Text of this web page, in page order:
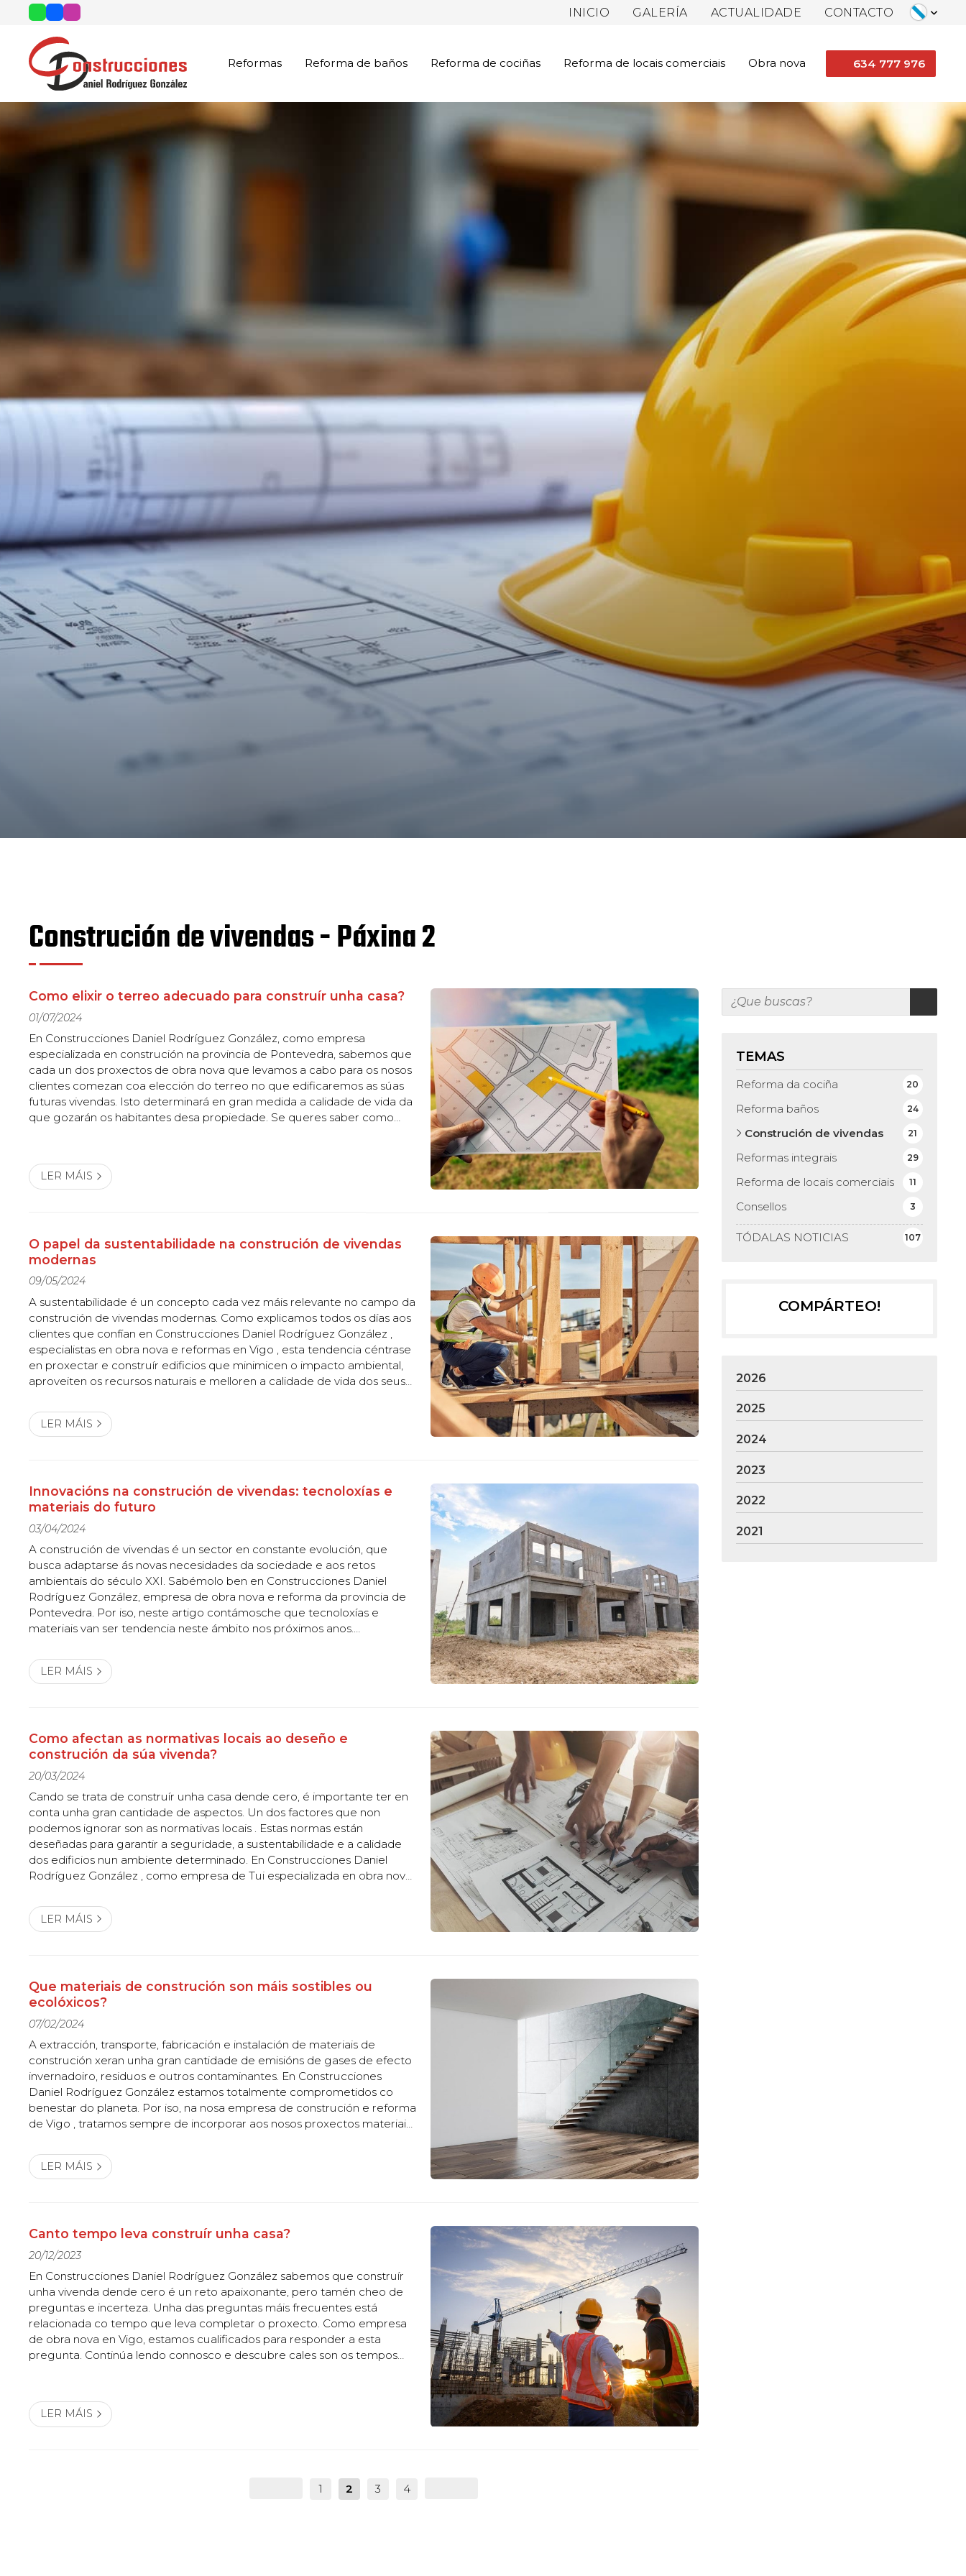
INICIO GALERÍA ACTUALIDADE CONTACTO
Reformas Reforma de baños Reforma de cociñas Reforma de locais comerciais Obra nova 634 777 976
Construción de vivendas - Páxina 2
TEMAS
TÓDALAS NOTICIAS 107
Reforma da cociña 20
Reforma baños 24
Construción de vivendas 21
Reformas integrais 29
Reforma de locais comerciais 11
Consellos 3
Como elixir o terreo adecuado para construír unha casa?
01/07/2024
En Construcciones Daniel Rodríguez González, como empresa
especializada en construción na provincia de Pontevedra, sabemos que
cada un dos proxectos de obra nova que levamos a cabo para os nosos
clientes comezan coa elección do terreo no que edificaremos as súas
futuras vivendas. Isto determinará en gran medida a calidade de vida da
que gozarán os habitantes desa propiedade. Se queres saber como
LER MÁIS
O papel da sustentabilidade na construción de vivendas
modernas
09/05/2024
A sustentabilidade é un concepto cada vez máis relevante no campo da
construción de vivendas modernas. Como explicamos todos os días aos
clientes que confían en Construcciones Daniel Rodríguez González ,
especialistas en obra nova e reformas en Vigo , esta tendencia céntrase
en proxectar e construír edificios que minimicen o impacto ambiental,
aproveiten os recursos naturais e melloren a calidade de vida dos seus
importantes da sust...
LER MÁIS
Innovacións na construción de vivendas: tecnoloxías e
materiais do futuro
03/04/2024
A construción de vivendas é un sector en constante evolución, que
busca adaptarse ás novas necesidades da sociedade e aos retos
ambientais do século XXI. Sabémolo ben en Construcciones Daniel
Rodríguez González, empresa de obra nova e reforma da provincia de
Pontevedra. Por iso, neste artigo contámosche que tecnoloxías e
materiais van ser tendencia neste ámbito nos próximos anos.
permite fabricar elementos de construción d...
LER MÁIS
Como afectan as normativas locais ao deseño e
construción da súa vivenda?
20/03/2024
Cando se trata de construír unha casa dende cero, é importante ter en
conta unha gran cantidade de aspectos. Un dos factores que non
podemos ignorar son as normativas locais . Estas normas están
deseñadas para garantir a seguridade, a sustentabilidade e a calidade
dos edificios nun ambiente determinado. En Construcciones Daniel
Rodríguez González , como empresa de Tui especializada en obra nova
que hai que superar nestes casos. Se...
LER MÁIS
Que materiais de construción son máis sostibles ou
ecolóxicos?
07/02/2024
A extracción, transporte, fabricación e instalación de materiais de
construción xeran unha gran cantidade de emisións de gases de efecto
invernadoiro, residuos e outros contaminantes. En Construcciones
Daniel Rodríguez González estamos totalmente comprometidos co
benestar do planeta. Por iso, na nosa empresa de construción e reforma
de Vigo , tratamos sempre de incorporar aos nosos proxectos materiais
lendo! Materiais naturai...
LER MÁIS
Canto tempo leva construír unha casa?
20/12/2023
En Construcciones Daniel Rodríguez González sabemos que construír
unha vivenda dende cero é un reto apaixonante, pero tamén cheo de
preguntas e incerteza. Unha das preguntas máis frecuentes está
relacionada co tempo que leva completar o proxecto. Como empresa
de obra nova en Vigo, estamos cualificados para responder a esta
pregunta. Continúa lendo connosco e descubre cales son os tempos
LER MÁIS
1 2 3 4
COMPÁRTEO!
2026
2025
2024
2023
2022
2021